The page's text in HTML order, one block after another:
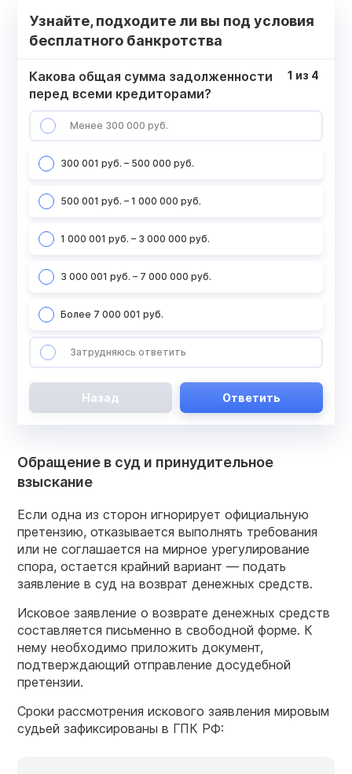
Узнайте, подходите ли вы под условия
бесплатного банкротства
Какова общая сумма задолженности
перед всеми кредиторами?
Менее 300 000 руб.
300 001 руб. – 500 000 руб.
500 001 руб. – 1 000 000 руб.
1 000 001 руб. – 3 000 000 руб.
3 000 001 руб. – 7 000 000 руб.
Более 7 000 001 руб.
Затрудняюсь ответить
1 из 4
Назад Ответить
Обращение в суд и принудительное
взыскание
Если одна из сторон игнорирует официальную
претензию, отказывается выполнять требования
или не соглашается на мирное урегулирование
спора, остается крайний вариант — подать
заявление в суд на возврат денежных средств.
Исковое заявление о возврате денежных средств
составляется письменно в свободной форме. К
нему необходимо приложить документ,
подтверждающий отправление досудебной
претензии.
Сроки рассмотрения искового заявления мировым
судьей зафиксированы в ГПК РФ: